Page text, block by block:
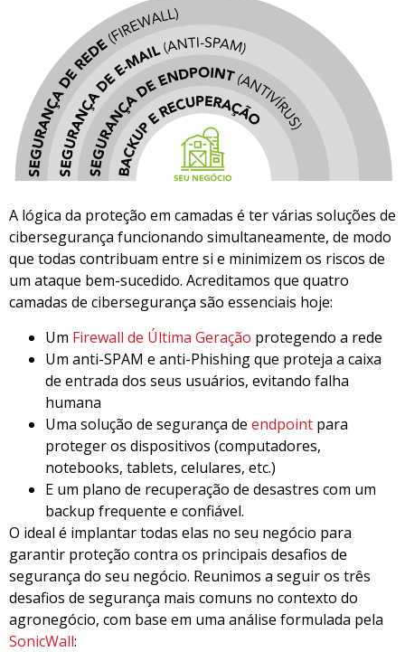
A lógica da proteção em camadas é ter várias soluções de
cibersegurança funcionando simultaneamente, de modo
que todas contribuam entre si e minimizem os riscos de
um ataque bem-sucedido. Acreditamos que quatro
camadas de cibersegurança são essenciais hoje:
Um Firewall de Última Geração protegendo a rede
Um anti-SPAM e anti-Phishing que proteja a caixa
de entrada dos seus usuários, evitando falha
humana
Uma solução de segurança de endpoint para
proteger os dispositivos (computadores,
notebooks, tablets, celulares, etc.)
E um plano de recuperação de desastres com um
backup frequente e confiável.
O ideal é implantar todas elas no seu negócio para
garantir proteção contra os principais desafios de
segurança do seu negócio. Reunimos a seguir os três
desafios de segurança mais comuns no contexto do
agronegócio, com base em uma análise formulada pela
SonicWall: